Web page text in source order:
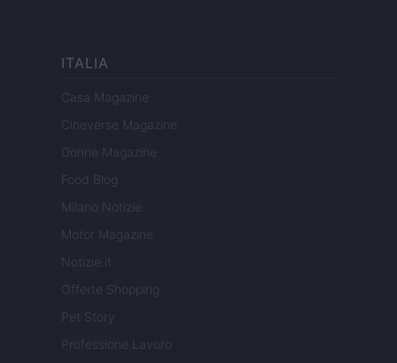
ITALIA
Casa Magazine
Cineverse Magazine
Donne Magazine
Food Blog
Milano Notizie
Motor Magazine
Notizie.it
Offerte Shopping
Pet Story
Professione Lavoro